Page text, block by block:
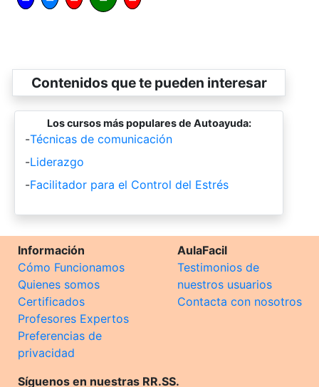
Contenidos que te pueden interesar
Los cursos más populares de Autoayuda:
-Técnicas de comunicación
-Liderazgo
-Facilitador para el Control del Estrés
Información
Cómo Funcionamos
Quienes somos
Certificados
Profesores Expertos
Preferencias de
privacidad
AulaFacil
Testimonios de
nuestros usuarios
Contacta con nosotros
Síguenos en nuestras RR.SS.